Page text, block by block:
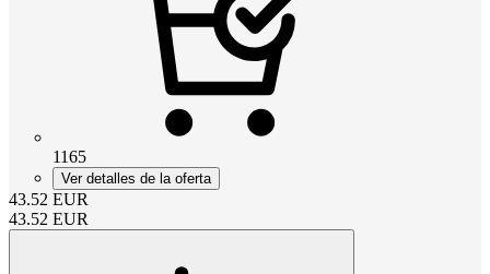
1165
Ver detalles de la oferta
43.52 EUR
43.52 EUR